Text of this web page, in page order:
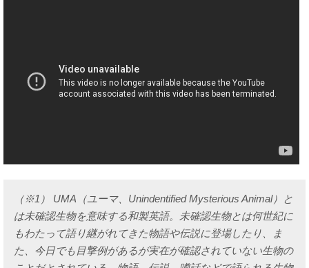
（※1） UMA（ユーマ、Unindentified Mysterious Animal）と
は未確認生物を意味する和製英語。未確認生物とは何世紀に
もわたって語り継がれてきた物語や伝説に登場したり、ま
た、今日でも目撃例があるが実在が確認されていない生物の